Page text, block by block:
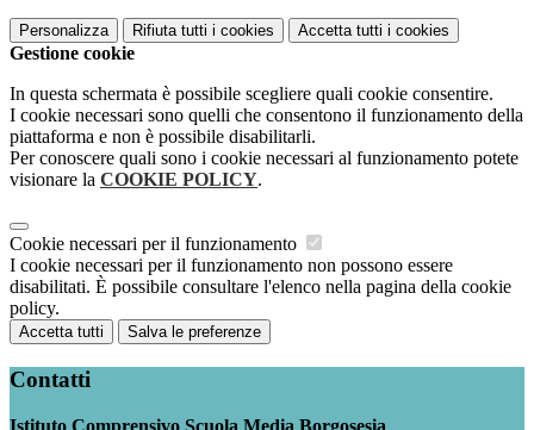
Personalizza Rifiuta tutti i cookies Accetta tutti i cookies
Gestione cookie
In questa schermata è possibile scegliere quali cookie consentire.
I cookie necessari sono quelli che consentono il funzionamento della
piattaforma e non è possibile disabilitarli.
Per conoscere quali sono i cookie necessari al funzionamento potete
visionare la COOKIE POLICY.
Cookie necessari per il funzionamento
I cookie necessari per il funzionamento non possono essere
disabilitati. È possibile consultare l'elenco nella pagina della cookie
policy.
Accetta tutti Salva le preferenze
Contatti
Istituto Comprensivo Scuola Media Borgosesia